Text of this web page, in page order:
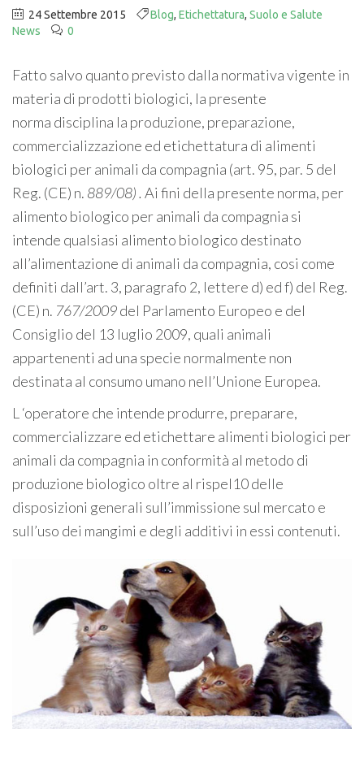
24 Settembre 2015 Blog, Etichettatura, Suolo e Salute
News
0
Fatto salvo quanto previsto dalla normativa vigente in
materia di prodotti biologici, la presente
norma disciplina la produzione, preparazione,
commercializzazione ed etichettatura di alimenti
biologici per animali da compagnia (art. 95, par. 5 del
Reg. (CE) n. 889/08). Ai fini della presente norma, per
alimento biologico per animali da compagnia si
intende qualsiasi alimento biologico destinato
all’alimentazione di animali da compagnia, cosi come
definiti dall’art. 3, paragrafo 2, lettere d) ed f) del Reg.
(CE) n. 767/2009del Parlamento Europeo e del
Consiglio del 13 luglio 2009, quali animali
appartenenti ad una specie normalmente non
destinata al consumo umano nell’Unione Europea.
L ‘operatore che intende produrre, preparare,
commercializzare ed etichettare alimenti biologici per
animali da compagnia in conformità al metodo di
produzione biologico oltre al rispel10 delle
disposizioni generali sull’immissione sul mercato e
sull’uso dei mangimi e degli additivi in essi contenuti.